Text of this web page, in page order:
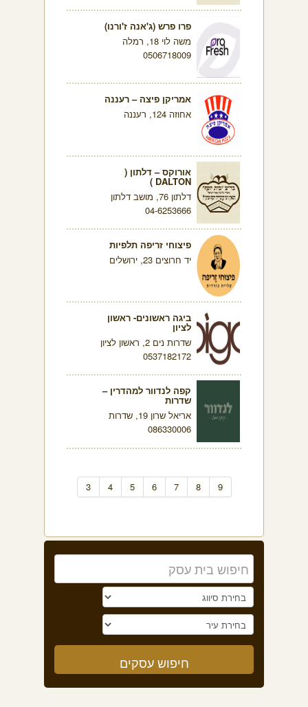
פרו פרש (ג'אנה ז'ורנו)
משה לוי 18, רמלה
0506718009
אמריקן פיצה – רעננה
אחוזה 124, רעננה
אורוקס – דלתון (
DALTON )
דלתון 76, מושב דלתון
04-6253666
פיצוחי זריפה תלפיות
יד חרוצים 23, ירושלים
ביגה ראשונים- ראשון
לציון
שדרות נים 2, ראשון לציון
0537182172
קפה לנדוור למהדרין –
שדרות
אריאל שרון 19, שדרות
086330006
3 4 5 6 7 8 9